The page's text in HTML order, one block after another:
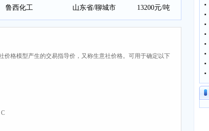
鲁西化工 山东省/聊城市 13200元/吨
价格模型产生的交易指导价，又称生意社价格。可用于确定以下